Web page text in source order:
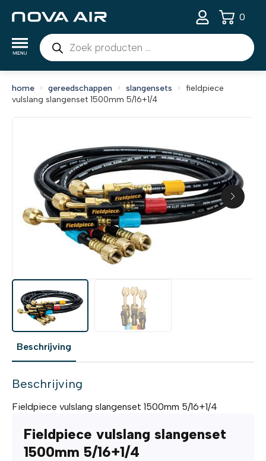
Producten
zoeken
0
home gereedschappen slangensets
fieldpiece
vulslang slangenset 1500mm 5/16+1/4
Beschrijving
Beschrijving
Fieldpiece vulslang slangenset 1500mm 5/16+1/4
Fieldpiece vulslang slangenset
1500mm 5/16+1/4